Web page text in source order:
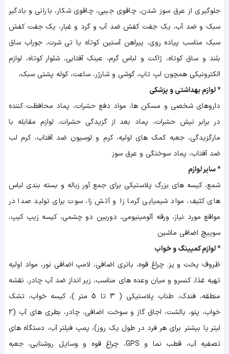
جلوگیری از عرق سوز شدن، چاقوی جیبی، چاقوی شکار، بارانی و بادگیر
سبک و ضد آب، یک جفت کفش ضد آب و گرد و غبار، یک جفت کفش
سبک مناسب پیاده روی، پیراهن آستین کوتاه یا تی شرت، جوراب ساق
بلند و ساق کوتاه، ژاکت و لباس گرم، عینک آفتابی، شلوار کوتاه، لوازم
الکترونیکی همچون لپ تاپ، گوشی و شارژر، ساعت، کوله پشتی سبک،
*لوازم بهداشتی و پزشکی
داروهای شخصی و مسکن ها، مواد دفع حشرات، پماد محافظت کننده
در برابر نیش حشرات، پماد بعد از گزیدگی حشرات، لوازم مقابله با
مارگزیدگی، جعبه کمک های اولیه، کرم و لوسیون ضد آفتاب، کرم لب
ضد آفتاب، پماد سوختگی و عرق سوز
*سایر لوازم
شمع، کیسه های بزرگ پلاستیکی برای جمع آور زباله و بسته بندی لباس
های کثیف، مواد شیمیایی گرما زا و آتش زا، سوت برای تولید صدا در
مواقع مورد نیاز، ورقه آلومینیومی، دوربین دو چشمی، کیسه زیپ کیپ،
سوییچ اضافی ماشین
*لوازم کمپینگ و خواب
ظروف پخت و پز. چراغ قوه، باتری اضافی، لامپ اضافی نور، مواد اولیه
تهیه غذا، کنسرو و میان وعده های مناسب، زیر انداز ضد آب چادر، نقشه
منطقه، فندک، طناب پلاستیکی ( 3 تا 5 متر )، کیسه خواب، تشک
خواب، پتو، بالشت، اجاق گاز و سوخت اضافی، چادر، بطری های آب (2
لیتر یا بیشتر برای هر فرد در طول یک روز)، پمپ فیلتر آب، دستگاه های
تصفیه آب، قطب نما و GPS، چراغ قوه و وسایل روشنایی، جعبه